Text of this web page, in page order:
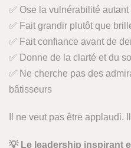
✅ Ose la vulnérabilité autant
✅ Fait grandir plutôt que
✅ Fait confiance avant de
✅ Donne de la clarté et du
✅ Ne cherche pas des
bâtisseurs
Il ne veut pas être applaudi.
💡Le leadership inspirant